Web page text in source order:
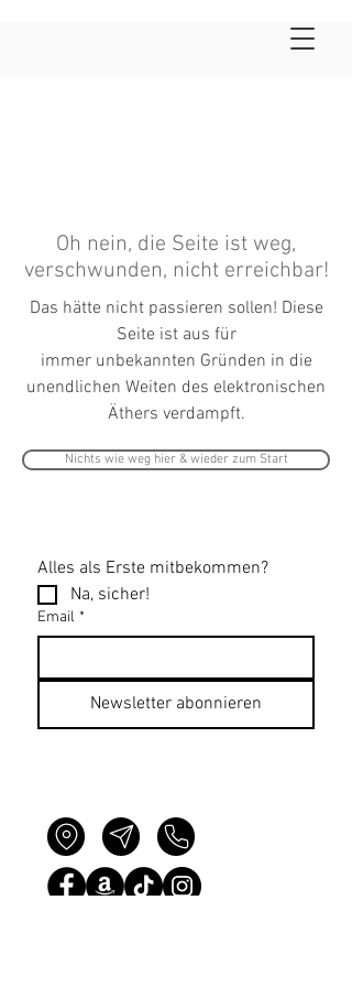
Oh nein, die Seite ist weg,
verschwunden, nicht erreichbar!
Das hätte nicht passieren sollen! Diese
Seite ist aus für
immer unbekannten Gründen in die
unendlichen Weiten des elektronischen
Äthers verdampft.
Nichts wie weg hier & wieder zum Start
Alles als Erste mitbekommen?
Na, sicher!
Email *
Newsletter abonnieren